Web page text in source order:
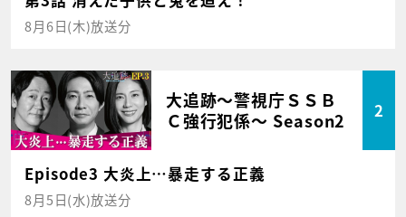
8月6日(木)放送分
大追跡～警視庁ＳＳＢ
Ｃ強行犯係～ Season2
2
Episode3 大炎上…暴走する正義
8月5日(水)放送分